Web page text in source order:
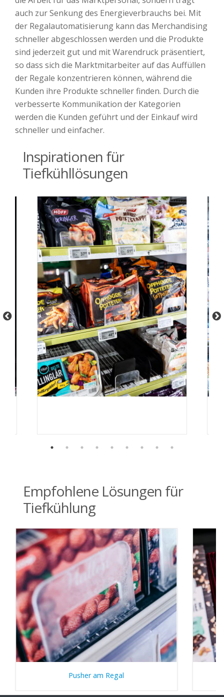
auch zur Senkung des Energieverbrauchs bei. Mit
der Regalautomatisierung kann das Merchandising
schneller abgeschlossen werden und die Produkte
sind jederzeit gut und mit Warendruck präsentiert,
so dass sich die Marktmitarbeiter auf das Auffüllen
der Regale konzentrieren können, während die
Kunden ihre Produkte schneller finden. Durch die
verbesserte Kommunikation der Kategorien
werden die Kunden geführt und der Einkauf wird
schneller und einfacher.
Inspirationen für
Tiefkühllösungen
Empfohlene Lösungen für
Tiefkühlung
Pusher am Regal